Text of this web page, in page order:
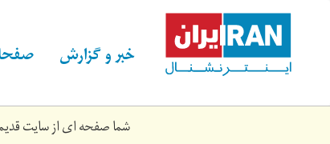
content خبر و گزارش
شما صفحه ای از سایت